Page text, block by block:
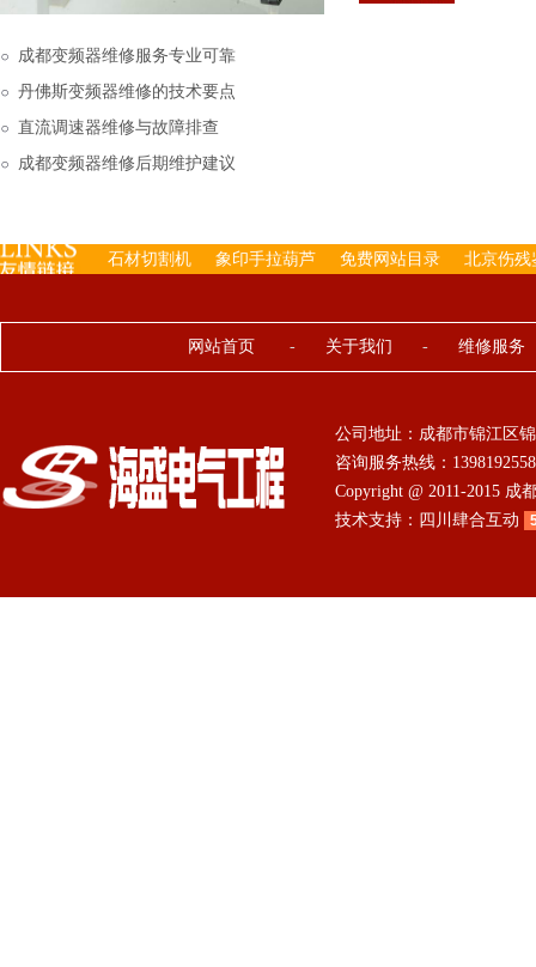
下来的，机内已经存有
成都变频器维修服务专业可靠
丹佛斯变频器维修的技术要点
直流调速器维修与故障排查
成都变频器维修后期维护建议
石材切割机 象印手拉葫芦 免费网站目录 北京伤残
网站首页 - 关于我们 - 维修服务
公司地址：成都市锦江区
咨询服务热线：
Copyright @ 2011-2015
技术支持： 四川肆合互动